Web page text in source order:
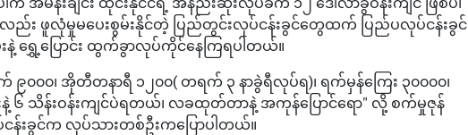
လည်း ဖူလုံမှုမပေးစွမ်းနိုင်တဲ့ ပြည်တွင်းလုပ်ငန်းခွင်တွေထက် ပြည်ပလုပ်ငန်းခွင်
နဲ့ ရွှေ့ပြောင်း ထွက်ခွာလုပ်ကိုင်နေကြရပါတယ်။
၉၀၀၀၊ အိုတီတနာရီ ၁၂၀၀( တရက် ၃ နာခွဲရီလုပ်ရ)၊ ရက်မှန်ကြေး ၃၀၀၀၀၊
၆ သိန်းဝန်းကျင်ပဲရတယ်၊ လခထုတ်တာနဲ့ အကုန်ပြောင်ရော" လို့ စက်မှုဇုန်
းခွင်က လုပ်သားတစ်ဦးကပြောပါတယ်။